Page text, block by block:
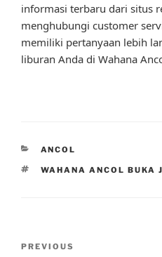
informasi terbaru dari situs
menghubungi customer
memiliki pertanyaan lebih
liburan Anda di Wahana
CATEGORIES
ANCOL
TAGS
WAHANA ANCOL BUKA
Previous
PREVIOUS